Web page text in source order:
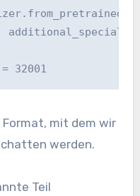
32001
Format, mit dem wir
chatten werden.
Teil